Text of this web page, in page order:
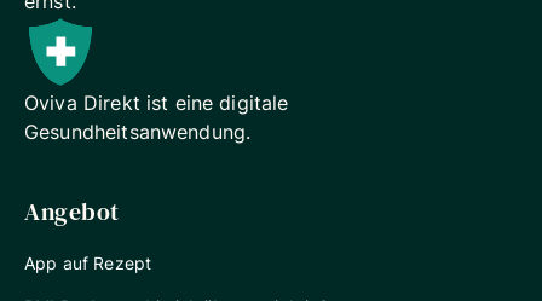
Oviva Direkt ist eine digitale
Gesundheitsanwendung.
Angebot
App auf Rezept